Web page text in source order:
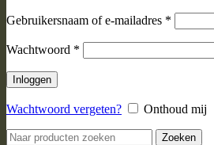
Gebruikersnaam of e-mailadres *
Wachtwoord *
Inloggen
Wachtwoord vergeten? Onthoud mij
Zoeken